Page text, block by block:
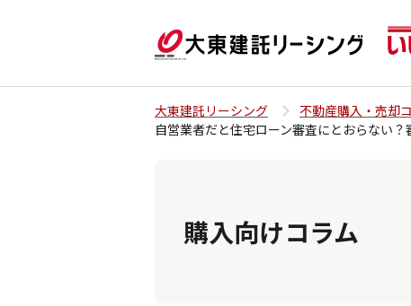
大東建託リーシング 不動産購入・売却
自営業者だと住宅ローン審査にとおらない
購入向けコラム